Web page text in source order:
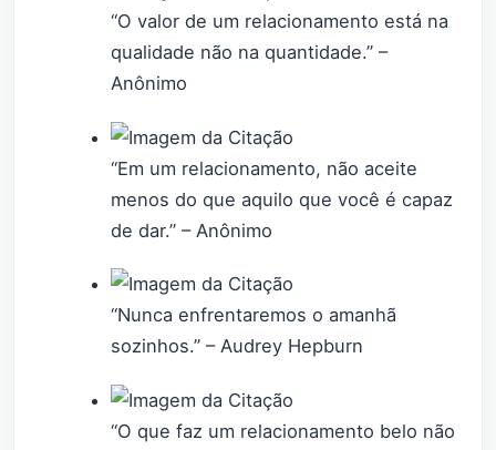
“O valor de um relacionamento está na
qualidade não na quantidade.” –
Anônimo
“Em um relacionamento, não aceite
menos do que aquilo que você é capaz
de dar.” – Anônimo
“Nunca enfrentaremos o amanhã
sozinhos.” – Audrey Hepburn
“O que faz um relacionamento belo não